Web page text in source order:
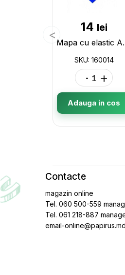
14 lei
Mapa cu
SKU: 160014
- +
Adauga in cos
Contacte
magazin online
Tel. 060 500-559
Tel. 061 218-887
email-online@papirus.md